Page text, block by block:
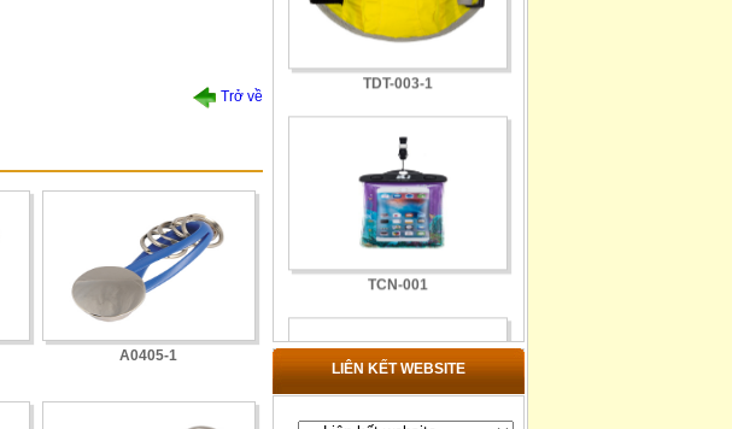
Trở về
A0405-1
TDT-003-1
TCN-001
LIÊN KẾT WEBSITE